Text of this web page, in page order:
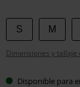
Elige
tu
talla
S M
Dimensiones y tallaje
Disponible para